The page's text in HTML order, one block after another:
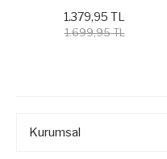
1.379,95 TL
1.699,95 TL
Kurumsal